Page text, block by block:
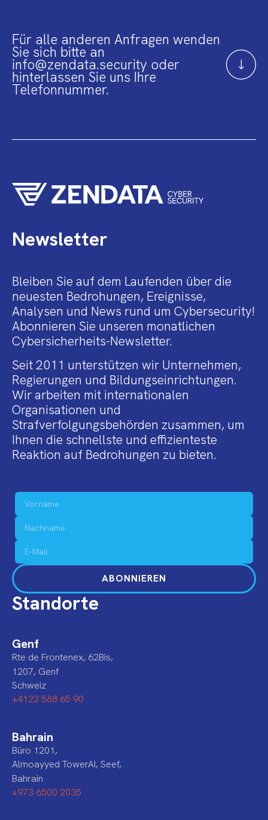
Für alle anderen Anfragen wenden
Sie sich bitte an
info@zendata.security oder
hinterlassen Sie uns Ihre
Telefonnummer.
Newsletter
Bleiben Sie auf dem Laufenden über die
neuesten Bedrohungen, Ereignisse,
Analysen und News rund um Cybersecurity!
Abonnieren Sie unseren monatlichen
Cybersicherheits-Newsletter.
Seit 2011 unterstützen wir Unternehmen,
Regierungen und Bildungseinrichtungen.
Wir arbeiten mit internationalen
Organisationen und
Strafverfolgungsbehörden zusammen, um
Ihnen die schnellste und effizienteste
Reaktion auf Bedrohungen zu bieten.
ABONNIEREN
Standorte
Genf
Rte de Frontenex, 62Bis,
1207, Genf
Schweiz
+4122 588 65 90
Bahrain
Büro 1201,
Almoayyed TowerAI, Seef,
Bahrain
+973 6500 2035